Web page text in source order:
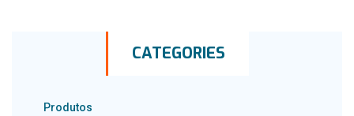
CATEGORIES
Produtos